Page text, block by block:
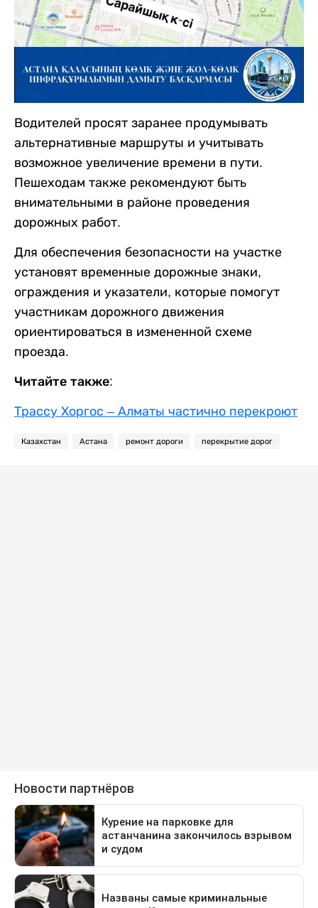
Водителей просят заранее продумывать
альтернативные маршруты и учитывать
возможное увеличение времени в пути.
Пешеходам также рекомендуют быть
внимательными в районе проведения
дорожных работ.
Для обеспечения безопасности на участке
установят временные дорожные знаки,
ограждения и указатели, которые помогут
участникам дорожного движения
ориентироваться в измененной схеме
проезда.
Читайте также:
Трассу Хоргос – Алматы частично перекроют
Казахстан Астана ремонт дороги перекрытие дорог